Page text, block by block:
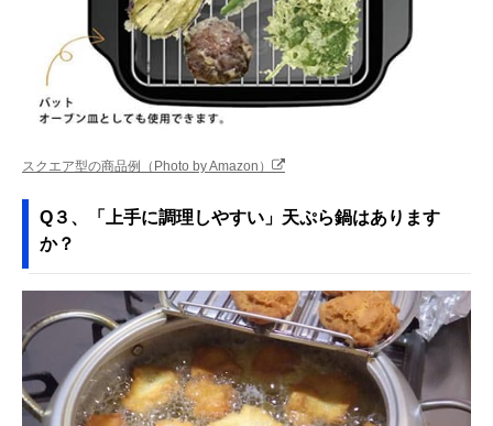
スクエア型の商品例（Photo by Amazon）
Q３、「上手に調理しやすい」天ぷら鍋はあります
か？